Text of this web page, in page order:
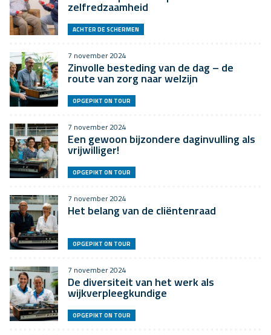
zelfredzaamheid
ACHTER DE SCHERMEN
7 november 2024
Zinvolle besteding van de dag – de
route van zorg naar welzijn
OPGEPIKT ON TOUR
7 november 2024
Een gewoon bijzondere daginvulling als
vrijwilliger!
OPGEPIKT ON TOUR
7 november 2024
Het belang van de cliëntenraad
OPGEPIKT ON TOUR
7 november 2024
De diversiteit van het werk als
wijkverpleegkundige
OPGEPIKT ON TOUR